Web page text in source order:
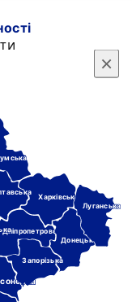
×
Дніпропетровська
Донецька
Харківська
Луганська
Запорізька
×